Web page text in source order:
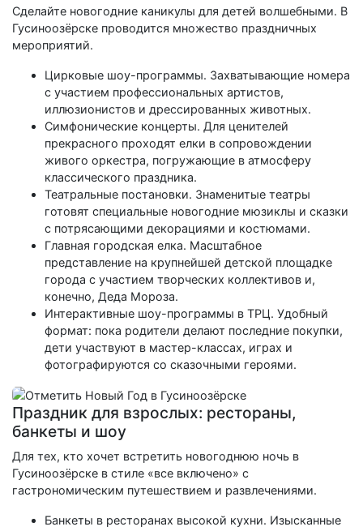
Сделайте новогодние каникулы для детей волшебными. В
Гусиноозёрске проводится множество праздничных
мероприятий.
Цирковые шоу-программы. Захватывающие номера
с участием профессиональных артистов,
иллюзионистов и дрессированных животных.
Симфонические концерты. Для ценителей
прекрасного проходят елки в сопровождении
живого оркестра, погружающие в атмосферу
классического праздника.
Театральные постановки. Знаменитые театры
готовят специальные новогодние мюзиклы и сказки
с потрясающими декорациями и костюмами.
Главная городская елка. Масштабное
представление на крупнейшей детской площадке
города с участием творческих коллективов и,
конечно, Деда Мороза.
Интерактивные шоу-программы в ТРЦ. Удобный
формат: пока родители делают последние покупки,
дети участвуют в мастер-классах, играх и
фотографируются со сказочными героями.
Праздник для взрослых: рестораны,
банкеты и шоу
Для тех, кто хочет встретить новогоднюю ночь в
Гусиноозёрске в стиле «все включено» с
гастрономическим путешествием и развлечениями.
Банкеты в ресторанах высокой кухни. Изысканные